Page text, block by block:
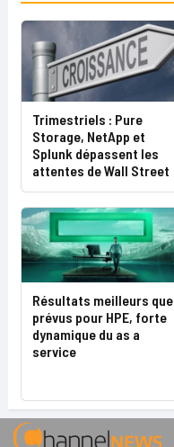
Trimestriels : Pure
Storage, NetApp et
Splunk dépassent les
attentes de Wall Street
Résultats meilleurs que
prévus pour HPE, forte
dynamique du as a
service